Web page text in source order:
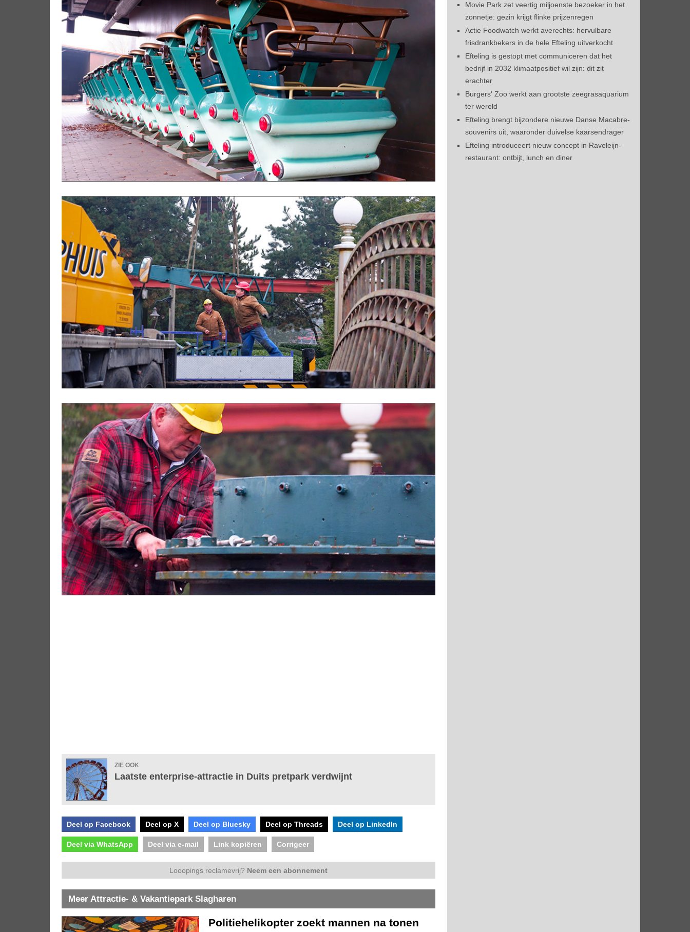
ZIE OOK
Laatste enterprise-attractie in Duits pretpark verdwijnt
Deel op Facebook Deel op X Deel op Bluesky Deel op Threads Deel op LinkedIn
Deel via WhatsApp Deel via e-mail Link kopiëren Corrigeer
Looopings reclamevrij? Neem een abonnement
Meer Attractie- & Vakantiepark Slagharen
Politiehelikopter zoekt mannen na tonen
Movie Park zet veertig miljoenste bezoeker in het
zonnetje: gezin krijgt flinke prijzenregen
Actie Foodwatch werkt averechts: hervulbare
frisdrankbekers in de hele Efteling uitverkocht
Efteling is gestopt met communiceren dat het
bedrijf in 2032 klimaatpositief wil zijn: dit zit
erachter
Burgers' Zoo werkt aan grootste zeegrasaquarium
ter wereld
Efteling brengt bijzondere nieuwe Danse Macabre-
souvenirs uit, waaronder duivelse kaarsendrager
Efteling introduceert nieuw concept in Raveleijn-
restaurant: ontbijt, lunch en diner